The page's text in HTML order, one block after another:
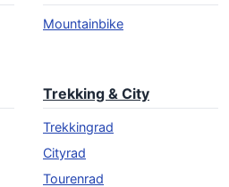
Mountainbike
Trekking & City
Trekkingrad
Cityrad
Tourenrad